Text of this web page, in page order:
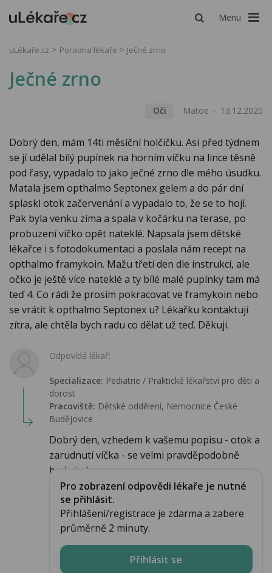
Menu
uLékaře.cz Poradna lékaře Ječné zrno
Ječné zrno
Oči Matoe 13.12.2020
Dobrý den, mám 14ti měsíční holčičku. Asi před týdnem
se jí udělal bílý pupínek na horním víčku na lince těsně
pod řasy, vypadalo to jako ječné zrno dle mého úsudku.
Matala jsem opthalmo Septonex gelem a do pár dní
splaskl otok začervenání a vypadalo to, že se to hojí.
Pak byla venku zima a spala v kočárku na terase, po
probuzení víčko opět nateklé. Napsala jsem dětské
lékařce i s fotodokumentaci a poslala nám recept na
opthalmo framykoin. Mažu třetí den dle instrukcí, ale
očko je ještě více nateklé a ty bílé malé pupínky tam má
teď 4. Co rádi že prosím pokracovat ve framykoin nebo
se vrátit k opthalmo Septonex u? Lékařku kontaktují
zítra, ale chtěla bych radu co dělat už teď. Děkuji.
Odpovídá lékař:
Specializace: Pediatrie / Praktické lékařství pro děti a
dorost
Pracoviště: Dětské oddělení, Nemocnice České
Budějovice
Dobrý den, vzhedem k vašemu popisu - otok a
zarudnutí víčka - se velmi pravděpodobně
bude jed...
Pro zobrazení odpovědi lékaře je nutné
se přihlásit.
Přihlášení/registrace je zdarma a zabere
průměrně 2 minuty.
Přihlásit se